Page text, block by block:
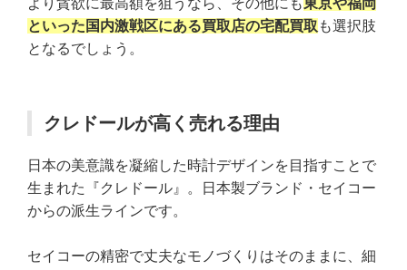
といった国内激戦区にある買取店の宅配買取 も選択肢
となるでしょう。
クレドールが高く売れる理由
日本の美意識を凝縮した時計デザインを目指すことで
生まれた『クレドール』。日本製ブランド・セイコー
からの派生ラインです。
セイコーの精密で丈夫なモノづくりはそのままに、細